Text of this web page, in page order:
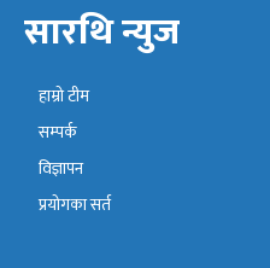
सारथि न्युज
हाम्रो टीम
सम्पर्क
विज्ञापन
प्रयोगका सर्त